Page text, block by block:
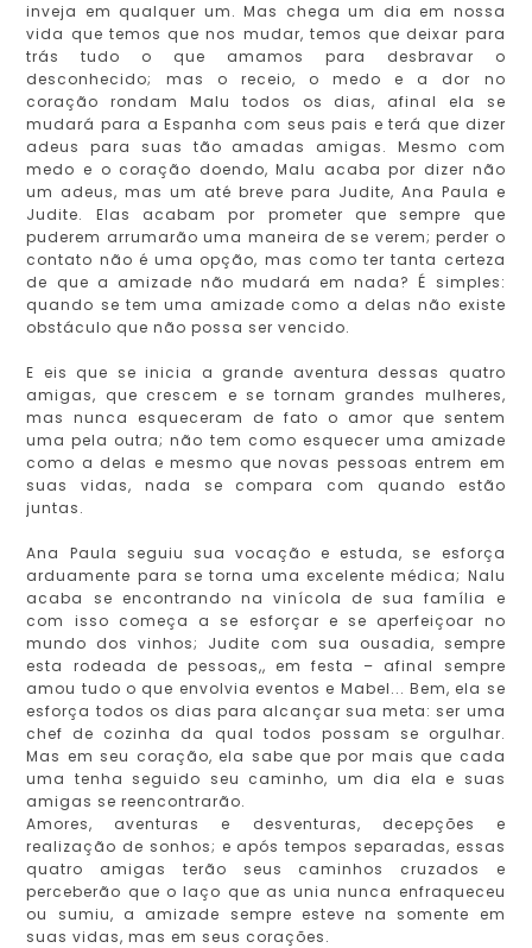
inveja em qualquer um. Mas chega um dia em nossa
vida que temos que nos mudar, temos que deixar para
trás tudo o que amamos para desbravar o
desconhecido; mas o receio, o medo e a dor no
coração rondam Malu todos os dias, afinal ela se
mudará para a Espanha com seus pais e terá que dizer
adeus para suas tão amadas amigas. Mesmo com
medo e o coração doendo, Malu acaba por dizer não
um adeus, mas um até breve para Judite, Ana Paula e
Judite. Elas acabam por prometer que sempre que
puderem arrumarão uma maneira de se verem; perder o
contato não é uma opção, mas como ter tanta certeza
de que a amizade não mudará em nada? É simples:
quando se tem uma amizade como a delas não existe
obstáculo que não possa ser vencido.
E eis que se inicia a grande aventura dessas quatro
amigas, que crescem e se tornam grandes mulheres,
mas nunca esqueceram de fato o amor que sentem
uma pela outra; não tem como esquecer uma amizade
como a delas e mesmo que novas pessoas entrem em
suas vidas, nada se compara com quando estão
juntas.
Ana Paula seguiu sua vocação e estuda, se esforça
arduamente para se torna uma excelente médica; Nalu
acaba se encontrando na vinícola de sua família e
com isso começa a se esforçar e se aperfeiçoar no
mundo dos vinhos; Judite com sua ousadia, sempre
esta rodeada de pessoas,, em festa – afinal sempre
amou tudo o que envolvia eventos e Mabel... Bem, ela se
esforça todos os dias para alcançar sua meta: ser uma
chef de cozinha da qual todos possam se orgulhar.
Mas em seu coração, ela sabe que por mais que cada
uma tenha seguido seu caminho, um dia ela e suas
amigas se reencontrarão.
Amores, aventuras e desventuras, decepções e
realização de sonhos; e após tempos separadas, essas
quatro amigas terão seus caminhos cruzados e
perceberão que o laço que as unia nunca enfraqueceu
ou sumiu, a amizade sempre esteve na somente em
suas vidas, mas em seus corações.